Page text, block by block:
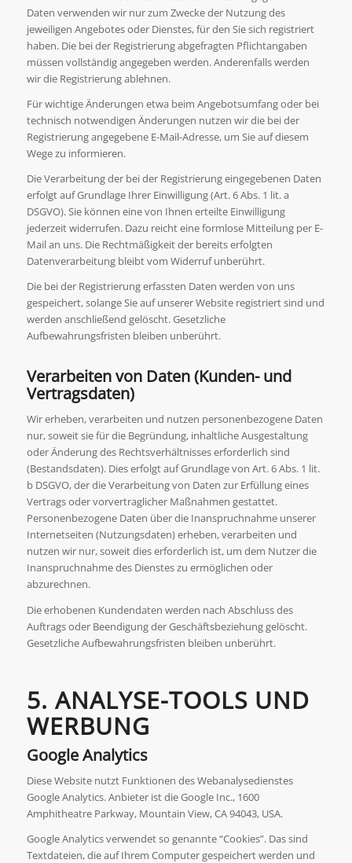
Daten verwenden wir nur zum Zwecke der Nutzung des
jeweiligen Angebotes oder Dienstes, für den Sie sich registriert
haben. Die bei der Registrierung abgefragten Pflichtangaben
müssen vollständig angegeben werden. Anderenfalls werden
wir die Registrierung ablehnen.
Für wichtige Änderungen etwa beim Angebotsumfang oder bei
technisch notwendigen Änderungen nutzen wir die bei der
Registrierung angegebene E-Mail-Adresse, um Sie auf diesem
Wege zu informieren.
Die Verarbeitung der bei der Registrierung eingegebenen Daten
erfolgt auf Grundlage Ihrer Einwilligung (Art. 6 Abs. 1 lit. a
DSGVO). Sie können eine von Ihnen erteilte Einwilligung
jederzeit widerrufen. Dazu reicht eine formlose Mitteilung per E-
Mail an uns. Die Rechtmäßigkeit der bereits erfolgten
Datenverarbeitung bleibt vom Widerruf unberührt.
Die bei der Registrierung erfassten Daten werden von uns
gespeichert, solange Sie auf unserer Website registriert sind und
werden anschließend gelöscht. Gesetzliche
Aufbewahrungsfristen bleiben unberührt.
Verarbeiten von Daten (Kunden- und
Vertragsdaten)
Wir erheben, verarbeiten und nutzen personenbezogene Daten
nur, soweit sie für die Begründung, inhaltliche Ausgestaltung
oder Änderung des Rechtsverhältnisses erforderlich sind
(Bestandsdaten). Dies erfolgt auf Grundlage von Art. 6 Abs. 1 lit.
b DSGVO, der die Verarbeitung von Daten zur Erfüllung eines
Vertrags oder vorvertraglicher Maßnahmen gestattet.
Personenbezogene Daten über die Inanspruchnahme unserer
Internetseiten (Nutzungsdaten) erheben, verarbeiten und
nutzen wir nur, soweit dies erforderlich ist, um dem Nutzer die
Inanspruchnahme des Dienstes zu ermöglichen oder
abzurechnen.
Die erhobenen Kundendaten werden nach Abschluss des
Auftrags oder Beendigung der Geschäftsbeziehung gelöscht.
Gesetzliche Aufbewahrungsfristen bleiben unberührt.
5. ANALYSE-TOOLS UND
WERBUNG
Google Analytics
Diese Website nutzt Funktionen des Webanalysedienstes
Google Analytics. Anbieter ist die Google Inc., 1600
Amphitheatre Parkway, Mountain View, CA 94043, USA.
Google Analytics verwendet so genannte “Cookies”. Das sind
Textdateien, die auf Ihrem Computer gespeichert werden und